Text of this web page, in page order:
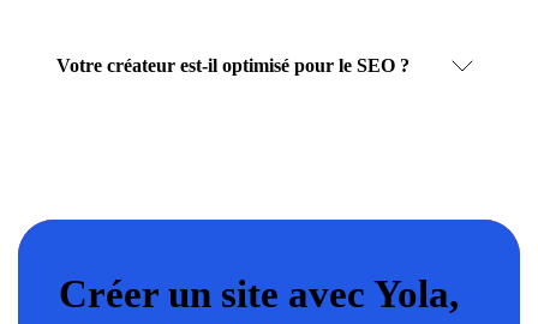
Votre créateur est-il optimisé pour le SEO ?
Créer un site avec Yola,